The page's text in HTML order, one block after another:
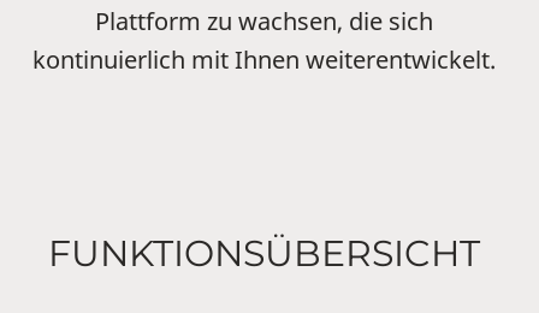
Plattform zu wachsen, die sich
kontinuierlich mit Ihnen weiterentwickelt.
FUNKTIONSÜBERSICHT